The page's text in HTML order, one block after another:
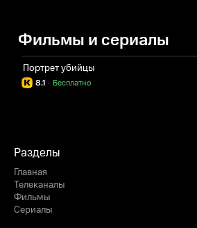
Фильмы и сериалы
Портрет убийцы
8.1 Бесплатно
·
Разделы
Главная
Телеканалы
Фильмы
Сериалы